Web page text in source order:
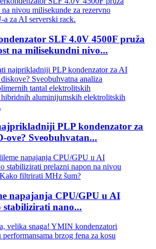
SLF 4.0V 4500F pruža
na milisekundni nivo...
PLP kondenzator za
ove? Sveobuhvatan...
napajanja CPU/GPU u AI
stabilizirati nano...